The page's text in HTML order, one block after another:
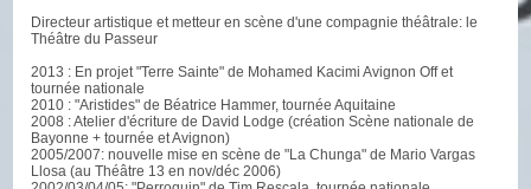
Directeur artistique et metteur en scène d'une compagnie théâtrale: le
Théâtre du Passeur
2013 : En projet "Terre Sainte" de Mohamed Kacimi Avignon Off et
tournée nationale
2010 : "Aristides" de Béatrice Hammer, tournée Aquitaine
2008 : Atelier d'écriture de David Lodge (création Scène nationale de
Bayonne + tournée et Avignon)
2005/2007: nouvelle mise en scène de "La Chunga" de Mario Vargas
Llosa (au Théâtre 13 en nov/déc 2006)